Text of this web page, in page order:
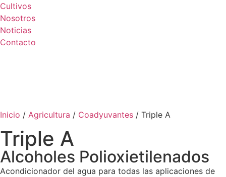
Cultivos
Nosotros
Noticias
Contacto
Inicio / Agricultura / Coadyuvantes / Triple A
Triple A
Alcoholes Polioxietilenados
Acondicionador del agua para todas las aplicaciones de